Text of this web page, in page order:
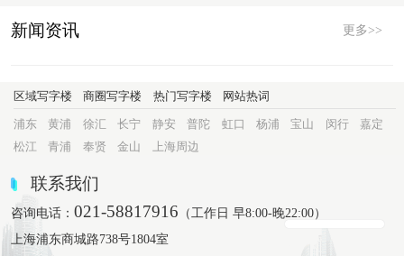
新闻资讯 更多>>
区域写字楼 商圈写字楼 热门写字楼 网站热词
浦东 黄浦 徐汇 长宁 静安 普陀 虹口 杨浦 宝山 闵行
嘉定
松江
青浦 奉贤 金山 上海周边
联系我们
咨询电话：021-58817916 （工作日 早8:00-晚22:00）
上海浦东商城路738号1804室